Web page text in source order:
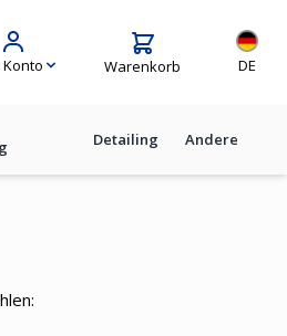
Warenkorb
Sprache
DE
Detailing Andere